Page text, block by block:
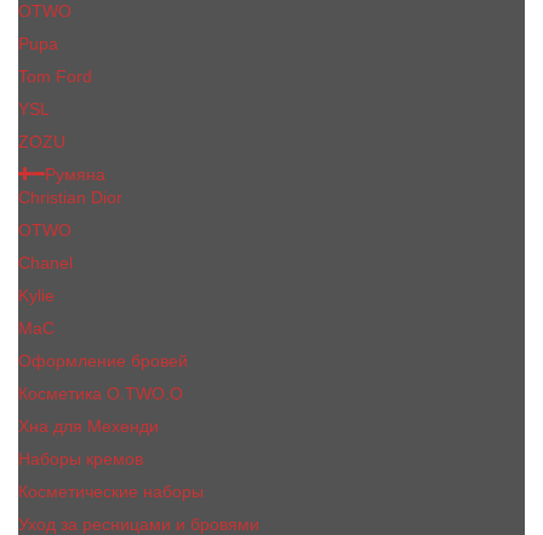
OTWO
Pupa
Tom Ford
YSL
ZOZU
Румяна
Christian Dior
OTWO
Сhanеl
Kylie
MaC
Оформление бровей
Косметика O.TWO.O
Хна для Мехенди
Наборы кремов
Косметические наборы
Уход за ресницами и бровями